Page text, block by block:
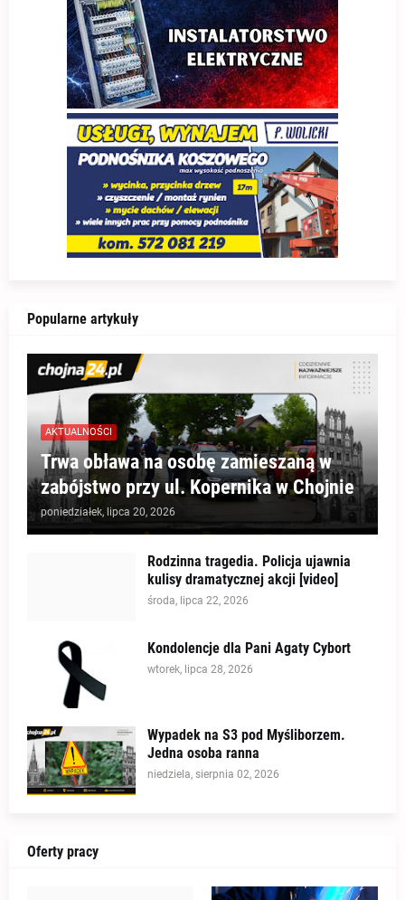
Popularne artykuły
AKTUALNOŚCI
Trwa obława na osobę zamieszaną w
zabójstwo przy ul. Kopernika w Chojnie
poniedziałek, lipca 20, 2026
Rodzinna tragedia. Policja ujawnia
kulisy dramatycznej akcji [video]
środa, lipca 22, 2026
Kondolencje dla Pani Agaty Cybort
wtorek, lipca 28, 2026
Wypadek na S3 pod Myśliborzem.
Jedna osoba ranna
niedziela, sierpnia 02, 2026
Oferty pracy